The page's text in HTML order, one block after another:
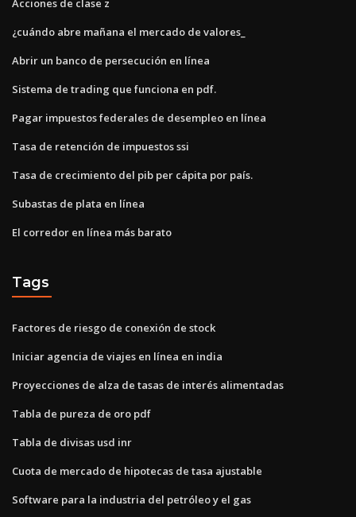
Acciones de clase z
¿cuándo abre mañana el mercado de valores_
Abrir un banco de persecución en línea
Sistema de trading que funciona en pdf.
Pagar impuestos federales de desempleo en línea
Tasa de retención de impuestos ssi
Tasa de crecimiento del pib per cápita por país.
Subastas de plata en línea
El corredor en línea más barato
Tags
Factores de riesgo de conexión de stock
Iniciar agencia de viajes en línea en india
Proyecciones de alza de tasas de interés alimentadas
Tabla de pureza de oro pdf
Tabla de divisas usd inr
Cuota de mercado de hipotecas de tasa ajustable
Software para la industria del petróleo y el gas